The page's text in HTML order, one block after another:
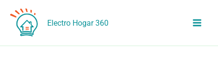
contenido
Electro Hogar 360